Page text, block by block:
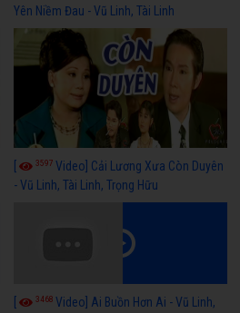
Yên Niềm Đau - Vũ Linh, Tài Linh
3597 Video] Cải Lương Xưa Còn Duyên
- Vũ Linh, Tài Linh, Trọng Hữu
3468 Video] Ai Buồn Hơn Ai - Vũ Linh,